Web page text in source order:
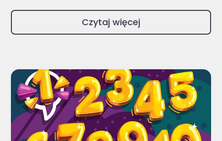
Czytaj więcej